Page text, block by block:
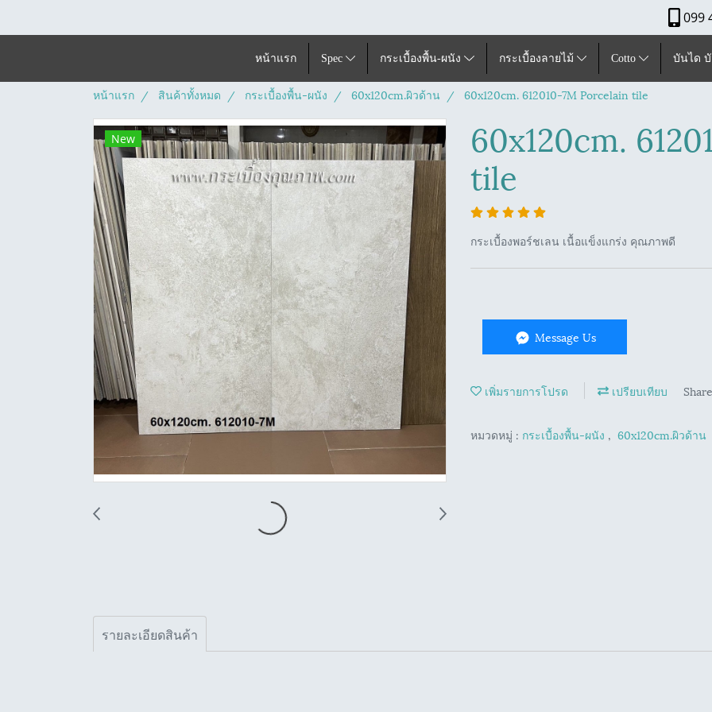
099
หน้าแรก Spec กระเบื้องพื้น-ผนัง กระเบื้องลายไม้ Cotto บันได
หน้าแรก สินค้าทั้งหมด กระเบื้องพื้น-ผนัง 60x120cm.ผิวด้าน 60x120cm. 612010-7M Porcelain tile
New
60x120cm.
tile
กระเบื้องพอร์ชเลน เนื้อแข็งแกร่ง คุณภาพดี
Message Us
เพิ่มรายการโปรด เปรียบเทียบ Share
หมวดหมู่ : กระเบื้องพื้น-ผนัง , 60x120cm.ผิวด้าน
รายละเอียดสินค้า